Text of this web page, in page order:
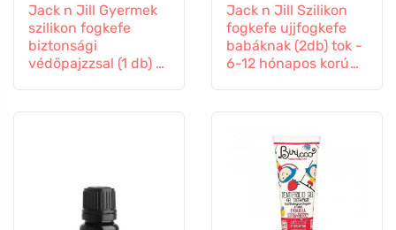
Jack n Jill Gyermek
szilikon fogkefe
biztonsági
védőpajzzsal (1 db) -
Jack n Jill Szilikon
fogkefe ujjfogkefe
babáknak (2db) tok -
6-12 hónapos korú